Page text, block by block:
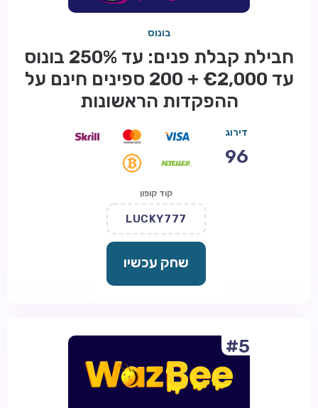
בונוס
חבילת קבלת פנים: עד 250% בונוס
עד €2,000 + 200 ספינים חינם על
ההפקדות הראשונות
דירוג
96
קוד קופון
LUCKY777
שחק עכשיו
#5